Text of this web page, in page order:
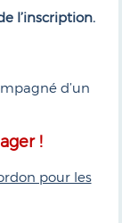
l’inscription.
d’un
!
pour les